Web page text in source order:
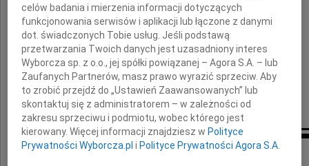
Rodzinie
wyrazy najgłębszego współczucia
składa
Związek Artystów Scen Polskich
Inne kondolencje
celów badania i mierzenia informacji dotyczących
funkcjonowania serwisów i aplikacji lub łączone z danymi
dot. świadczonych Tobie usług. Jeśli podstawą
przetwarzania Twoich danych jest uzasadniony interes
Wyborcza sp. z o.o., jej spółki powiązanej – Agora S.A. – lub
Zaufanych Partnerów, masz prawo wyrazić sprzeciw. Aby
to zrobić przejdź do „Ustawień Zaawansowanych” lub
skontaktuj się z administratorem – w zależności od
zakresu sprzeciwu i podmiotu, wobec którego jest
kierowany. Więcej informacji znajdziesz w Polityce
Prywatności Wyborcza.pl i Polityce Prywatności Agora S.A.